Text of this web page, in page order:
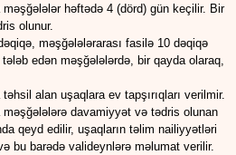
məşğələlər həftədə 4 (dörd) gün keçilir. Bir
olunur.
məşğələlərarası fasilə 10 dəqiqə
edən məşğələlərdə, bir qayda olaraq,
alan uşaqlara ev tapşırıqları verilmir.
məşğələlərə davamiyyət və tədris olunan
qeyd edilir, uşaqların təlim nailiyyətləri
bu barədə valideynlərə məlumat verilir.